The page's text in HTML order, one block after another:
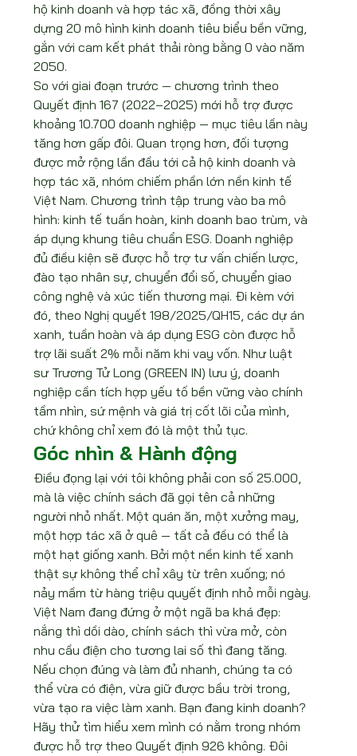
hộ kinh doanh và hợp tác xã, đồng thời xây
dựng 20 mô hình kinh doanh tiêu biểu bền vững,
gắn với cam kết phát thải ròng bằng 0 vào năm
2050.
So với giai đoạn trước — chương trình theo
Quyết định 167 (2022–2025) mới hỗ trợ được
khoảng 10.700 doanh nghiệp — mục tiêu lần này
tăng hơn gấp đôi. Quan trọng hơn, đối tượng
được mở rộng lần đầu tới cả hộ kinh doanh và
hợp tác xã, nhóm chiếm phần lớn nền kinh tế
Việt Nam. Chương trình tập trung vào ba mô
hình: kinh tế tuần hoàn, kinh doanh bao trùm, và
áp dụng khung tiêu chuẩn ESG. Doanh nghiệp
đủ điều kiện sẽ được hỗ trợ tư vấn chiến lược,
đào tạo nhân sự, chuyển đổi số, chuyển giao
công nghệ và xúc tiến thương mại. Đi kèm với
đó, theo Nghị quyết 198/2025/QH15, các dự án
xanh, tuần hoàn và áp dụng ESG còn được hỗ
trợ lãi suất 2% mỗi năm khi vay vốn. Như luật
sư Trương Tử Long (GREEN IN) lưu ý, doanh
nghiệp cần tích hợp yếu tố bền vững vào chính
tầm nhìn, sứ mệnh và giá trị cốt lõi của mình,
chứ không chỉ xem đó là một thủ tục.
Góc nhìn & Hành động
Điều đọng lại với tôi không phải con số 25.000,
mà là việc chính sách đã gọi tên cả những
người nhỏ nhất. Một quán ăn, một xưởng may,
một hợp tác xã ở quê — tất cả đều có thể là
một hạt giống xanh. Bởi một nền kinh tế xanh
thật sự không thể chỉ xây từ trên xuống; nó
nảy mầm từ hàng triệu quyết định nhỏ mỗi ngày.
Việt Nam đang đứng ở một ngã ba khá đẹp:
nắng thì dồi dào, chính sách thì vừa mở, còn
nhu cầu điện cho tương lai số thì đang tăng.
Nếu chọn đúng và làm đủ nhanh, chúng ta có
thể vừa có điện, vừa giữ được bầu trời trong,
vừa tạo ra việc làm xanh. Bạn đang kinh doanh?
Hãy thử tìm hiểu xem mình có nằm trong nhóm
được hỗ trợ theo Quyết định 926 không. Đôi